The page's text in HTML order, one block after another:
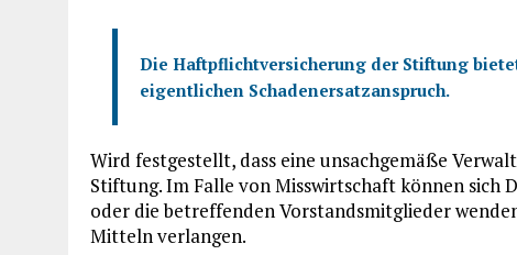
Die Haftpflichtversicherung der Stiftung
eigentlichen Schadenersatzanspruch.
Wird festgestellt, dass eine unsachgemäße
Stiftung. Im Falle von Misswirtschaft können sich
oder die betreffenden Vorstandsmitglieder
Mitteln verlangen.